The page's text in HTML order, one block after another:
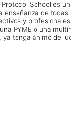
Protocol School es
enseñanza de todas
y
PYME o una
ya tenga ánimo de